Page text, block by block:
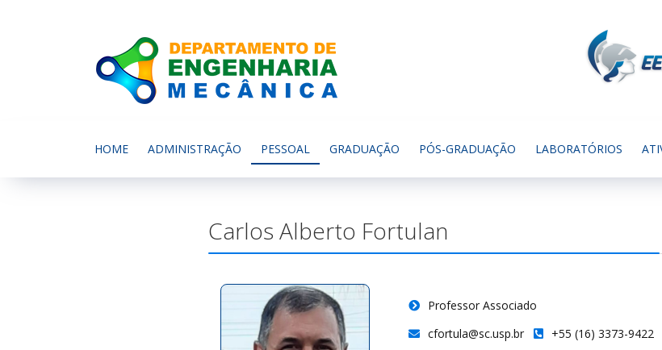
HOME ADMINISTRAÇÃO PESSOAL GRADUAÇÃO PÓS-GRADUAÇÃO LABORATÓRIOS
Carlos Alberto Fortulan
Professor Associado
cfortula@sc.usp.br
+55 (16) 3373-9422